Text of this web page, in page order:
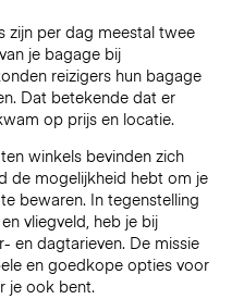
zijn per dag meestal twee
je bagage bij
reizigers hun bagage
Dat betekende dat er
op prijs en locatie.
winkels bevinden zich
de mogelijkheid hebt om je
bewaren. In tegenstelling
vliegveld, heb je bij
en dagtarieven. De missie
en goedkope opties voor
je ook bent.